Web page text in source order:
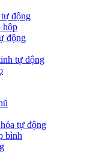
động
hộp
động
tự động
tự động
bình